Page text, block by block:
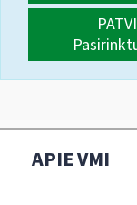
APIE VMI